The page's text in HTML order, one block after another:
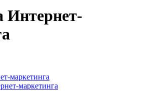
Интернет-
маркетинга
маркетинга